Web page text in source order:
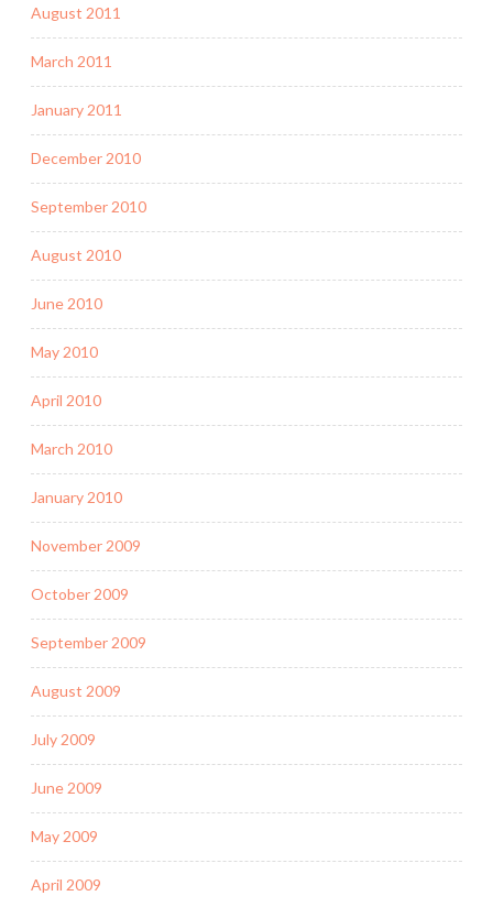
August 2011
March 2011
January 2011
December 2010
September 2010
August 2010
June 2010
May 2010
April 2010
March 2010
January 2010
November 2009
October 2009
September 2009
August 2009
July 2009
June 2009
May 2009
April 2009